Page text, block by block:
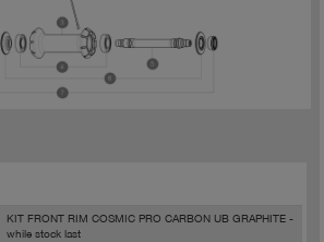
KIT FRONT RIM COSMIC PRO CARBON UB GRAPHITE -
while stock last